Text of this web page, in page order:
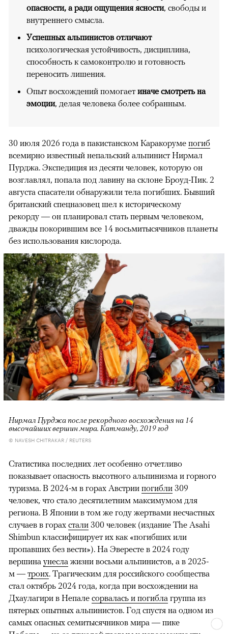
опасности, а ради ощущения ясности, свободы и
внутреннего смысла.
Успешных альпинистов отличают
психологическая устойчивость, дисциплина,
способность к самоконтролю и готовность
переносить лишения.
Опыт восхождений помогает иначе смотреть на
эмоции, делая человека более собранным.
30 июля 2026 года в пакистанском Каракоруме погиб
всемирно известный непальский альпинист Нирмал
Пурджа. Экспедиция из десяти человек, которую он
возглавлял, попала под лавину на склоне Броуд-Пик. 2
августа спасатели обнаружили тела погибших. Бывший
британский спецназовец шел к историческому
рекорду — он планировал стать первым человеком,
дважды покорившим все 14 восьмитысячников планеты
без использования кислорода.
Нирмал Пурджа после рекордного восхождения на 14
высочайших вершин мира. Катманду, 2019 год
© NAVESH CHITRAKAR / REUTERS
Статистика последних лет особенно отчетливо
показывает опасность высотного альпинизма и горного
туризма. В 2024-м в горах Австрии погибли 309
человек, что стало десятилетним максимумом для
региона. В Японии в том же году жертвами несчастных
случаев в горах стали 300 человек (издание The Asahi
Shimbun классифицирует их как «погибших или
пропавших без вести»). На Эвересте в 2024 году
вершина унесла жизни восьми альпинистов, а в 2025-
м — троих. Трагическим для российского сообщества
стал октябрь 2024 года, когда при восхождении на
Дхаулагири в Непале сорвалась и погибла группа из
пятерых опытных альпинистов. Год спустя на одном из
самых опасных семитысячников мира — пике